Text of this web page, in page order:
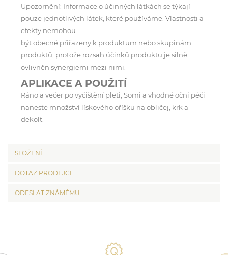
Upozornění: Informace o účinných látkách se týkají
pouze jednotlivých látek, které používáme. Vlastnosti a
efekty nemohou
být obecně přiřazeny k produktům nebo skupinám
produktů, protože rozsah účinků produktu je silně
ovlivněn synergiemi mezi nimi.
APLIKACE A POUŽITÍ
Ráno a večer po vyčištění pleti, Somi a vhodné oční péči
naneste množství lískového oříšku na obličej, krk a
dekolt.
SLOŽENÍ
DOTAZ PRODEJCI
ODESLAT ZNÁMÉMU